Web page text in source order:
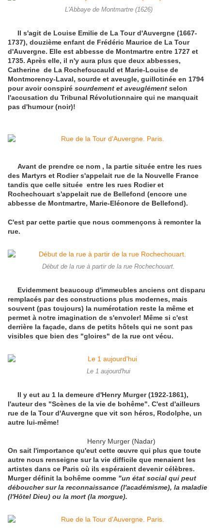
L'Abbaye de Montmartre (1626)
II s'agit de Louise Emilie de La Tour d'Auvergne (1667-
1737), douzième enfant de Frédéric Maurice de La Tour
d'Auvergne. Elle est abbesse de Montmartre entre 1727 et
1735. Après elle, il n'y aura plus que deux abbesses,
Catherine de La Rochefoucauld et Marie-Louise de
Montmorency-Laval, sourde et aveugle, guillotinée en 1794
pour avoir conspiré sourdement et aveuglément selon
l'accusation du Tribunal Révolutionnaire qui ne manquait
pas d'humour (noir)!
Avant de prendre ce nom , la partie située entre les rues
des Martyrs et Rodier s'appelait rue de la Nouvelle France
tandis que celle située entre les rues Rodier et
Rochechouart s'appelait rue de Bellefond (encore une
abbesse de Montmartre, Marie-Eléonore de Bellefond).
C'est par cette partie que nous commençons à remonter la
rue.
Début de la rue à partir de la rue Rochechouart.
Evidemment beaucoup d'immeubles anciens ont disparu
remplacés par des constructions plus modernes, mais
souvent (pas toujours) la numérotation reste la même et
permet à notre imagination de s'envoler! Même si c'est
derrière la façade, dans de petits hôtels qui ne sont pas
visibles que bien des "gloires" de la rue ont vécu.
Le 1 aujourd'hui
Il y eut au 1 la demeure d'Henry Murger (1922-1861),
l'auteur des "Scènes de la vie de bohême". C'est d'ailleurs
rue de la Tour d'Auvergne que vit son héros, Rodolphe, un
autre lui-même!
Henry Murger (Nadar)
On sait l'importance qu'eut cette œuvre qui plus que toute
autre nous renseigne sur la vie difficile que menaient les
artistes dans ce Paris où ils espéraient devenir célèbres.
Murger définit la bohême comme "un état social qui peut
déboucher sur la reconnaissance (l'académisme), la maladie
(l'Hôtel Dieu) ou la mort (la morgue).